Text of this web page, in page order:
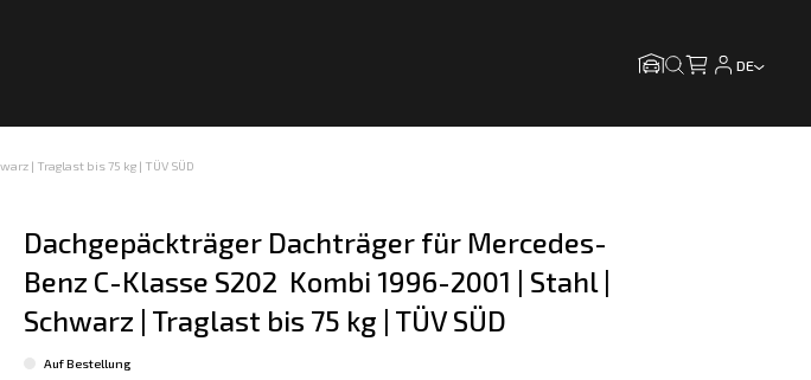
DE
| Traglast bis 75 kg | TÜV SÜD
Dachgepäckträger Dachträger für Mercedes-
Benz C-Klasse S202  Kombi 1996-2001 | Stahl |
Schwarz | Traglast bis 75 kg | TÜV SÜD
Auf Bestellung